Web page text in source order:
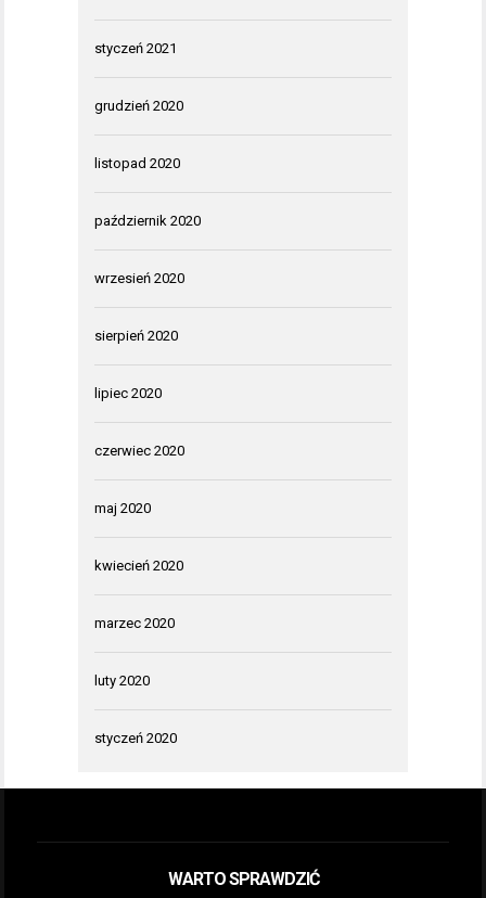
styczeń 2021
grudzień 2020
listopad 2020
październik 2020
wrzesień 2020
sierpień 2020
lipiec 2020
czerwiec 2020
maj 2020
kwiecień 2020
marzec 2020
luty 2020
styczeń 2020
WARTO SPRAWDZIĆ